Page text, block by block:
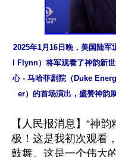
2025年1月16日晚，美国陆
l Flynn）将军观看了神韵新
心 - 马哈菲剧院（Duke
er）的首场演出，盛赞神韵
【人民报消息】“神韵
极！这是我初次观看
鼓舞。这是一个伟大